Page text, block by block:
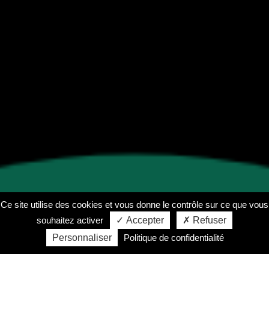
Ce site utilise des cookies et vous donne le contrôle sur ce que vous
souhaitez activer
✓ Accepter
✗ Refuser
Personnaliser
Politique de confidentialité